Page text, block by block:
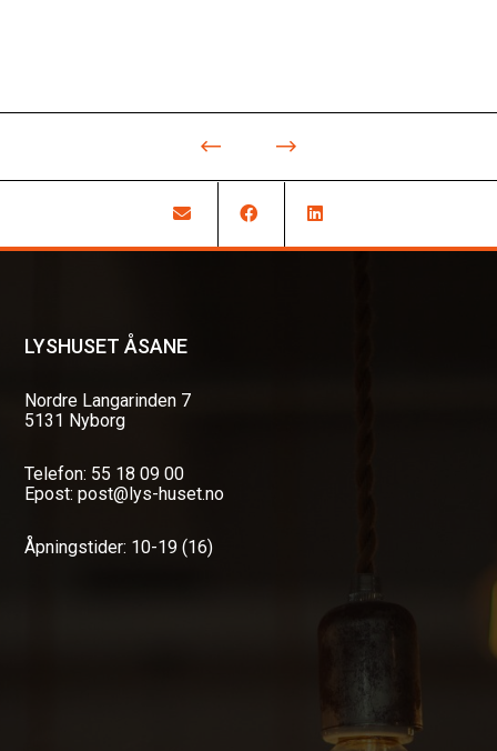
LYSHUSET ÅSANE
Nordre Langarinden 7
5131 Nyborg
Telefon: 55 18 09 00
Epost: post@lys-huset.no
Åpningstider: 10-19 (16)